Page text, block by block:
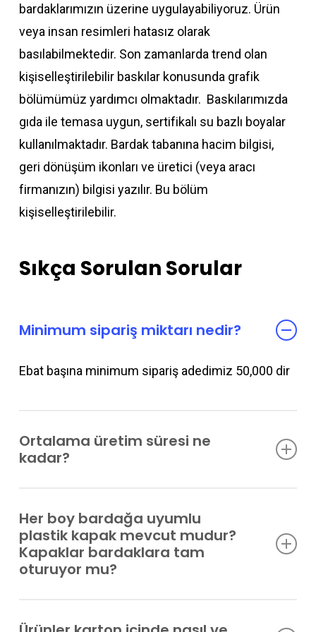
bardaklarımızın üzerine uygulayabiliyoruz. Ürün
veya insan resimleri hatasız olarak
basılabilmektedir. Son zamanlarda trend olan
kişiselleştirilebilir baskılar konusunda grafik
bölümümüz yardımcı olmaktadır. Baskılarımızda
gıda ile temasa uygun, sertifikalı su bazlı boyalar
kullanılmaktadır. Bardak tabanına hacim bilgisi,
geri dönüşüm ikonları ve üretici (veya aracı
firmanızın) bilgisi yazılır. Bu bölüm
kişiselleştirilebilir.
Sıkça Sorulan Sorular
Minimum sipariş miktarı nedir?
Ebat başına minimum sipariş adedimiz 50,000 dir
Ortalama üretim süresi ne
kadar?
birlikte 20 günde teslim ediyoruz
Her boy bardağa uyumlu
plastik kapak mevcut mudur?
Kapaklar bardaklara tam
oturuyor mu?